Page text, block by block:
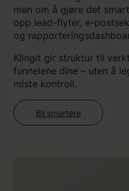
men om å gjøre det
opp lead-flyter, e-
og
Klingit gir struktur til
funnelene dine – uten å
miste kontroll.
Bli smartere